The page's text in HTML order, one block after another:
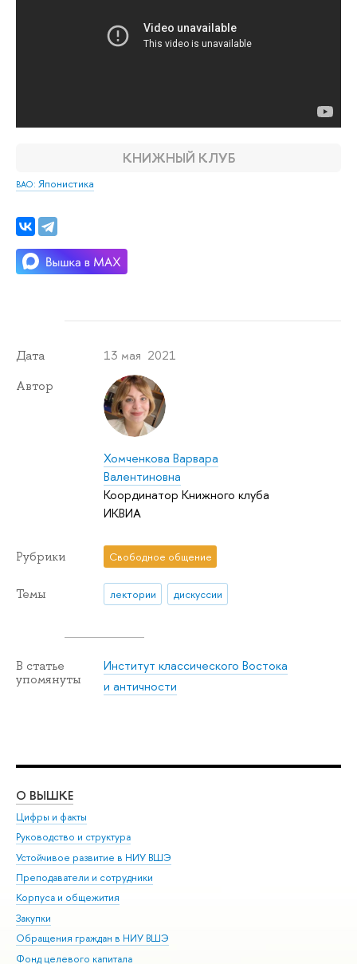
КНИЖНЫЙ КЛУБ
ВАО: Японистика
Дата 13 мая 2021
Автор
Хомченкова Варвара
Валентиновна
Координатор Книжного клуба
ИКВИА
Рубрики Свободное общение
Темы лектории дискуссии
В статье
упомянуты
Институт классического Востока
и античности
О ВЫШКЕ
Цифры и факты
Руководство и структура
Устойчивое развитие в НИУ ВШЭ
Преподаватели и сотрудники
Корпуса и общежития
Закупки
Обращения граждан в НИУ ВШЭ
Фонд целевого капитала